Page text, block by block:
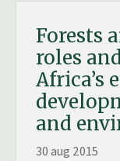
Forests
roles
Africa’s
and
30 aug 2015